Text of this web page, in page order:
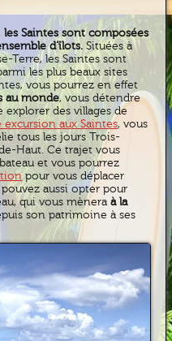
les Saintes sont composées
d’îlots.Situées à
Terre, les Saintes sont
les plus beaux sites
vous pourrez en effet
au monde, vous détendre
explorer des villages de
excursion aux Saintes, vous
tous les jours Trois-
Haut. Ce trajet vous
et vous pourrez
pour vous déplacer
aussi opter pour
qui vous mèneraà la
son patrimoine à ses